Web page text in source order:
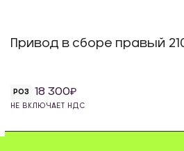
Привод в сборе правый
РОЗ 18 300
НЕ ВКЛЮЧАЕТ НДС